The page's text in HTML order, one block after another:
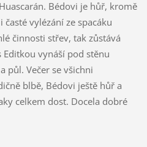
Bédovi je hůř, kromě
vylézání ze spacáku
činnosti střev, tak zůstává
vynáší pod stěnu
půl. Večer se všichni
blbě, Bédovi ještě hůř a
celkem dost. Docela dobré